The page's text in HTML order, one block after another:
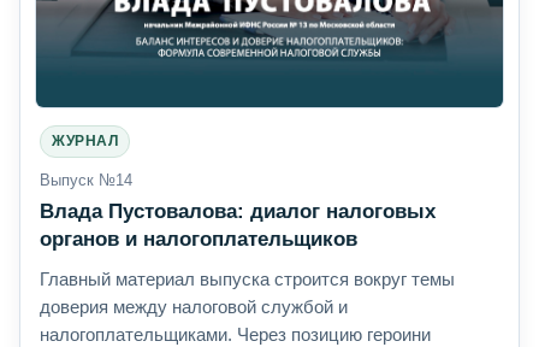
ЖУРНАЛ
Выпуск №14
Влада Пустовалова: диалог налоговых
органов и налогоплательщиков
Главный материал выпуска строится вокруг темы
доверия между налоговой службой и
налогоплательщиками. Через позицию героини